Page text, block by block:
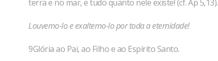
terra e no mar, e tudo quanto nele existe! (cf. Ap 5,13).
Louvemo-lo e exaltemo-lo por toda a eternidade!
9Glória ao Pai, ao Filho e ao Espírito Santo.